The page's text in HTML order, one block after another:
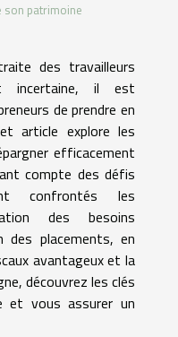
son patrimoine
des travailleurs
incertaine, il est
de prendre en
article explore les
efficacement
compte des défis
confrontés les
des besoins
des placements, en
avantageux et la
découvrez les clés
et vous assurer un